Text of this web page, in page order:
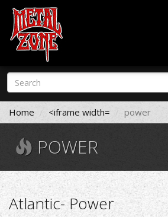
Skip
main
content
Search
form
Search
Home <iframe width= power
POWER
Atlantic- Power